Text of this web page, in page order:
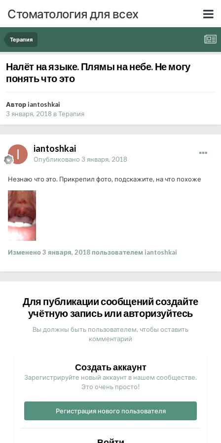
Стоматология для всех
Терапия
Налёт на языке. Плямы на небе. Не могу
понять что это
Автор iantoshkai
3 января, 2018 вТерапия
iantoshkai
Опубликовано 3 января, 2018
Незнаю что это. Прикрепил фото, подскажите, на что похоже
Изменено3 января, 2018пользователем iantoshkai
Для публикации сообщений создайте
учётную запись или авторизуйтесь
Вы должны быть пользователем, чтобы оставить
комментарий
Создать аккаунт
Зарегистрируйте новый аккаунт в нашем сообществе.
Это очень просто!
Регистрация нового пользователя